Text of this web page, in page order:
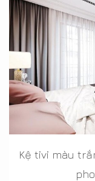
Kệ tivi màu